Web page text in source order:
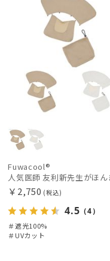
Fuwacool®
￥2,750 (税込)
4.5 （4）
＃遮光100%
＃UVカット